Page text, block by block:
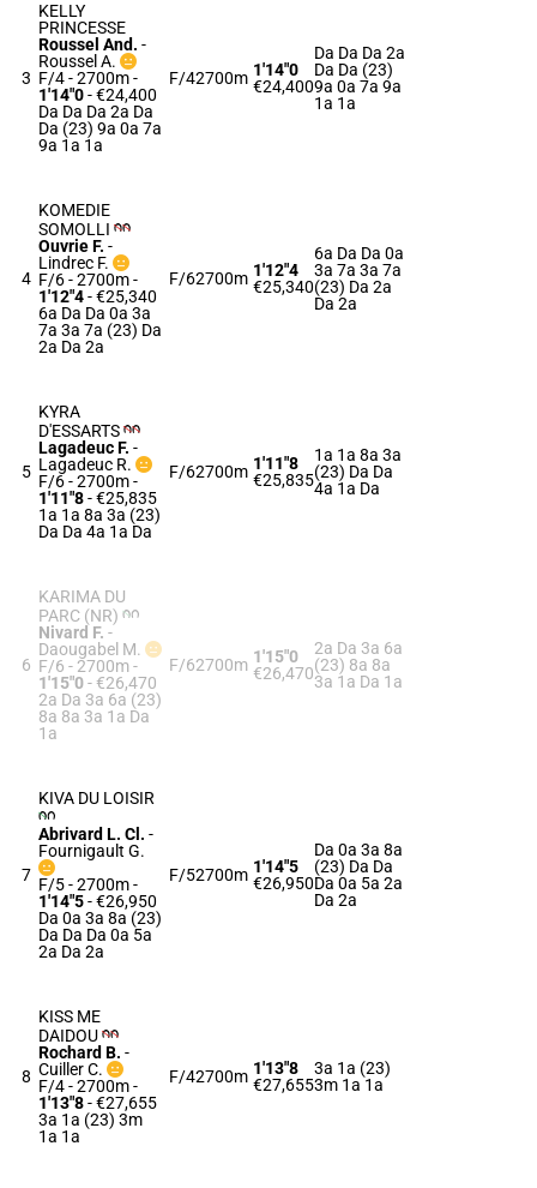
3
KELLY
PRINCESSE
Roussel And. -
Roussel A.
F/4 - 2700m-
1'14"0- €24,400
Da Da Da 2a Da
Da (23) 9a 0a 7a
9a 1a 1a
F/42700m 1'14"0
€24,400
Da Da Da 2a
Da Da (23)
9a 0a 7a 9a
1a 1a
4
KOMEDIE
SOMOLLI
Ouvrie F. -
Lindrec F.
F/6 - 2700m-
1'12"4- €25,340
6a Da Da 0a 3a
7a 3a 7a (23) Da
2a Da 2a
F/62700m 1'12"4
€25,340
6a Da Da 0a
3a 7a 3a 7a
(23) Da 2a
Da 2a
5
KYRA
D'ESSARTS
Lagadeuc F. -
Lagadeuc R.
F/6 - 2700m-
1'11"8- €25,835
1a 1a 8a 3a (23)
Da Da 4a 1a Da
F/62700m 1'11"8
€25,835
1a 1a 8a 3a
(23) Da Da
4a 1a Da
6
KARIMA DU
PARC (NR)
Nivard F. -
Daougabel M.
F/6 - 2700m-
1'15"0- €26,470
2a Da 3a 6a (23)
8a 8a 3a 1a Da
1a
F/62700m 1'15"0
€26,470
2a Da 3a 6a
(23) 8a 8a
3a 1a Da 1a
7
KIVA DU LOISIR
Abrivard L. Cl. -
Fournigault G.
F/5 - 2700m-
1'14"5- €26,950
Da 0a 3a 8a (23)
Da Da Da 0a 5a
2a Da 2a
F/52700m 1'14"5
€26,950
Da 0a 3a 8a
(23) Da Da
Da 0a 5a 2a
Da 2a
8
KISS ME
DAIDOU
Rochard B. -
Cuiller C.
F/4 - 2700m-
1'13"8- €27,655
3a 1a (23) 3m
1a 1a
F/42700m 1'13"8
€27,655
3a 1a (23)
3m 1a 1a